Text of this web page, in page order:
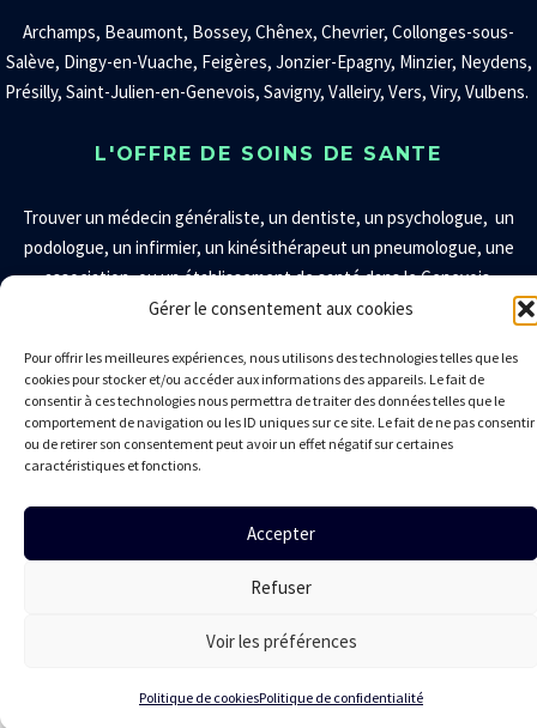
Gérer le consentement aux cookies
Pour offrir les meilleures expériences, nous utilisons des technologies telles que les
cookies pour stocker et/ou accéder aux informations des appareils. Le fait de
consentir à ces technologies nous permettra de traiter des données telles que le
comportement de navigation ou les ID uniques sur ce site. Le fait de ne pas consentir
ou de retirer son consentement peut avoir un effet négatif sur certaines
caractéristiques et fonctions.
Accepter
Refuser
Voir les préférences
Politique de cookiesPolitique de confidentialité
Archamps, Beaumont, Bossey, Chênex, Chevrier, Collonges-sous-
Salève, Dingy-en-Vuache, Feigères, Jonzier-Epagny, Minzier, Neydens,
Présilly, Saint-Julien-en-Genevois, Savigny, Valleiry, Vers, Viry, Vulbens.
L'OFFRE DE SOINS DE SANTE
Trouver un médecin généraliste, un dentiste, un psychologue, un
podologue, un infirmier, un kinésithérapeutun pneumologue, une
association,ou un établissement de santé dans le Genevois.
Présentation
Territoire
Conseil administration
Réalisation © Bluekat Digital 2024-2026